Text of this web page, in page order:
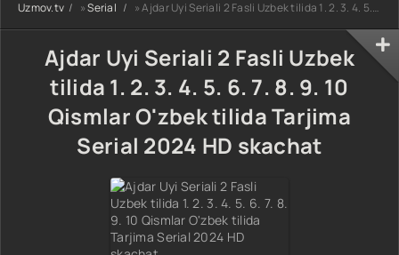
tarjima kino Full
HD tas-ix
Uzmov.tv »Serial » Ajdar Uyi Seriali 2 Fasli Uzbek tilida 1. 2. 3. 4. 5. 6. 7. 8. 9. 10 Qismlar O'zbek tilida Tarjima Serial 2024 HD skachat
Ajdar Uyi Seriali 2 Fasli Uzbek
tilida 1. 2. 3. 4. 5. 6. 7. 8. 9. 10
Qismlar O'zbek tilida Tarjima
Serial 2024 HD skachat